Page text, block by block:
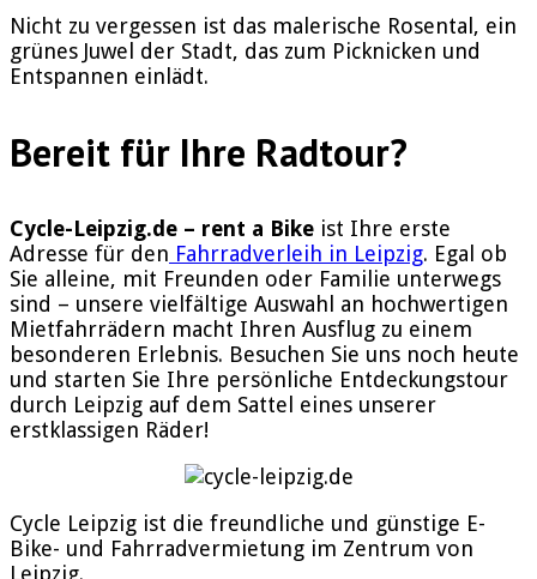
Nicht zu vergessen ist das malerische Rosental, ein
grünes Juwel der Stadt, das zum Picknicken und
Entspannen einlädt.
Bereit für Ihre Radtour?
Cycle-Leipzig.de – rent a Bike ist Ihre erste
Adresse für den Fahrradverleih in Leipzig. Egal ob
Sie alleine, mit Freunden oder Familie unterwegs
sind – unsere vielfältige Auswahl an hochwertigen
Mietfahrrädern macht Ihren Ausflug zu einem
besonderen Erlebnis. Besuchen Sie uns noch heute
und starten Sie Ihre persönliche Entdeckungstour
durch Leipzig auf dem Sattel eines unserer
erstklassigen Räder!
Cycle Leipzig ist die freundliche und günstige E-
Bike- und Fahrradvermietung im Zentrum von
Leipzig.